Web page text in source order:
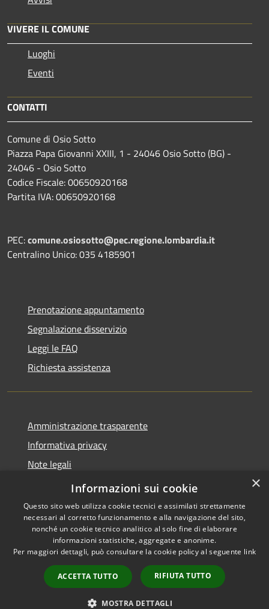
VIVERE IL COMUNE
Luoghi
Eventi
CONTATTI
Comune di Osio Sotto
Piazza Papa Giovanni XXIII, 1 - 24046 Osio Sotto (BG) -
24046 - Osio Sotto
Codice Fiscale: 00650920168
Partita IVA: 00650920168
PEC:comune.osiosotto@pec.regione.lombardia.it
Centralino Unico: 035 4185901
Prenotazione appuntamento
Segnalazione disservizio
Leggi le FAQ
Richiesta assistenza
Amministrazione trasparente
Informativa privacy
Note legali
Dichiarazione di accessibilità 2025
Accessibilità
Copyright © 2026 • Comune di
Osio Sotto • Powered by
Municipium•
Accesso
redazione
×
Informazioni sui cookie
Questo sito web utilizza cookie tecnici e assimilati strettamente
necessari al corretto funzionamento e alla navigazione del sito,
nonché un cookie tecnico analitico al solo fine di elaborare
informazioni statistiche, aggregate e anonime.
Per maggiori dettagli, può consultare la cookie policy al seguente link
ACCETTA TUTTO RIFIUTA TUTTO
MOSTRA DETTAGLI